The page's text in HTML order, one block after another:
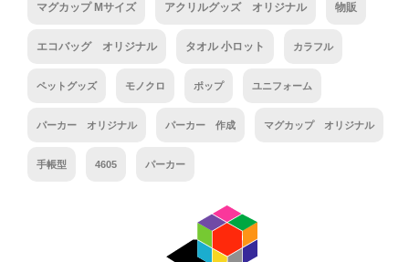
マグカップ Mサイズ アクリルグッズ オリジナル 物販
エコバッグ オリジナル タオル 小ロット カラフル
ペットグッズ モノクロ ポップ ユニフォーム
パーカー オリジナル パーカー 作成 マグカップ オリジナル
手帳型 4605 パーカー